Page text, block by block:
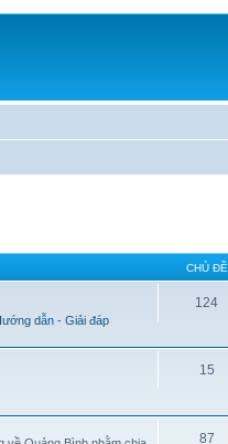
CHỦ ĐỀ
dẫn - Giải đáp
124
15
87